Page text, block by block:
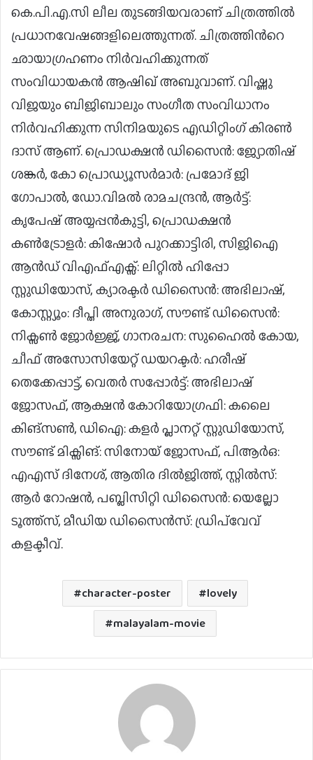
കെ.പി.എ.സി ലീല തുടങ്ങിയവരാണ് ചിത്രത്തിൽ
പ്രധാനവേഷങ്ങളിലെത്തുന്നത്. ചിത്രത്തിന്‍റെ
ഛായാഗ്രഹണം നിർവഹിക്കുന്നത്
സംവിധായകൻ ആഷിഖ് അബുവാണ്. വിഷ്ണു
വിജയും ബിജിബാലും സംഗീത സംവിധാനം
നിർവഹിക്കുന്ന സിനിമയുടെ എഡിറ്റിംഗ് കിരൺ
ദാസ് ആണ്. പ്രൊഡക്ഷൻ ഡിസൈൻ: ജ്യോതിഷ്
ശങ്കർ, കോ പ്രൊഡ്യൂസർമാർ: പ്രമോദ് ജി
ഗോപാൽ, ഡോ.വിമൽ രാമചന്ദ്രൻ, ആർട്ട്:
കൃപേഷ് അയ്യപ്പൻകുട്ടി, പ്രൊഡക്ഷൻ
കൺട്രോളർ: കിഷോർ പുറക്കാട്ടിരി, സിജിഐ
ആൻഡ് വിഎഫ്എക്സ്: ലിറ്റിൽ ഹിപ്പോ
സ്റ്റുഡിയോസ്, ക്യാരക്ടർ ഡിസൈൻ: അഭിലാഷ്,
കോസ്റ്റ്യൂം: ദീപ്തി അനുരാഗ്, സൗണ്ട് ഡിസൈൻ:
നിക്സൺ ജോർജ്ജ്, ഗാനരചന: സുഹൈൽ കോയ,
ചീഫ് അസോസിയേറ്റ് ഡയറക്ടർ: ഹരീഷ്
തെക്കേപ്പാട്ട്, വെതർ സപ്പോർട്ട്: അഭിലാഷ്
ജോസഫ്, ആക്ഷൻ കോറിയോഗ്രഫി: കലൈ
കിങ്സൺ, ഡിഐ: കളർ പ്ലാനറ്റ് സ്റ്റുഡിയോസ്,
സൗണ്ട് മിക്സിങ്: സിനോയ് ജോസഫ്, പിആർഒ:
എഎസ് ദിനേശ്, ആതിര ദിൽജിത്ത്, സ്റ്റിൽസ്:
ആർ റോഷൻ, പബ്ലിസിറ്റി ഡിസൈൻ: യെല്ലോ
ടൂത്ത്സ്, മീഡിയ ഡിസൈൻസ്: ഡ്രിപ്‍വേവ്
കളക്ടീവ്.
character-poster
lovely
malayalam-movie